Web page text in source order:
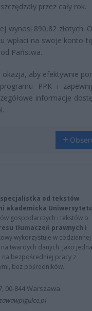
przez cały rok.
wynosi 890,82 złotych.
wpłaci na swoje konto
Państwa.
aby efektywnie
PPK i
informacje
od tekstów
akademicka
gospodarczych i tekstów o
tłumaczeń prawnych i
wykorzystuje w codziennej
twardych danych. Jako
bezpośredniej pracy z
bez pośredników.
00-844 Warszawa